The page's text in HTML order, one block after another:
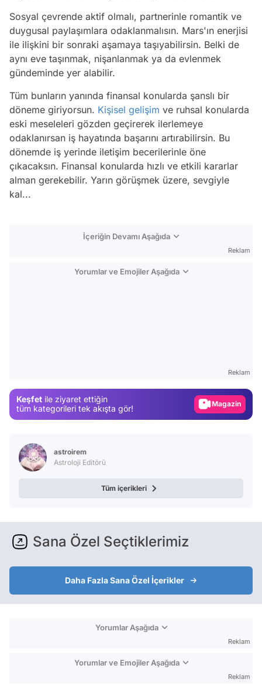
Sosyal çevrende aktif olmalı, partnerinle romantik ve
duygusal paylaşımlara odaklanmalısın. Mars'ın enerjisi
ile ilişkini bir sonraki aşamaya taşıyabilirsin. Belki de
aynı eve taşınmak, nişanlanmak ya da evlenmek
gündeminde yer alabilir.
Tüm bunların yanında finansal konularda şanslı bir
döneme giriyorsun. Kişisel gelişim ve ruhsal konularda
eski meseleleri gözden geçirerek ilerlemeye
odaklanırsan iş hayatında başarını artırabilirsin. Bu
dönemde iş yerinde iletişim becerilerinle öne
çıkacaksın. Finansal konularda hızlı ve etkili kararlar
alman gerekebilir. Yarın görüşmek üzere, sevgiyle
kal...
İçeriğin Devamı Aşağıda
Reklam
Yorumlar ve Emojiler Aşağıda
Reklam
Keşfet ile ziyaret ettiğin
tüm kategorileri tek akışta gör!
Magazin
astroirem
Astroloji Editörü
Tüm içerikleri
Sana Özel Seçtiklerimiz
Daha Fazla Sana Özel İçerikler
Yorumlar Aşağıda
Reklam
Yorumlar ve Emojiler Aşağıda
Reklam